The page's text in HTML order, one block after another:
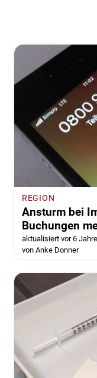
REGION
Ansturm bei
Buchungen
aktualisiert vor 6
von Anke Donner